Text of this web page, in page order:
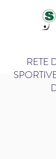
RETE